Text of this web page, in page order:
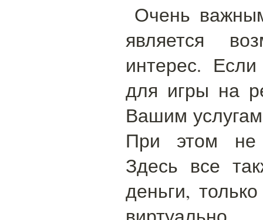
Очень
является
интерес.
для игры на
Вашим
При этом не
Здесь все
деньги,